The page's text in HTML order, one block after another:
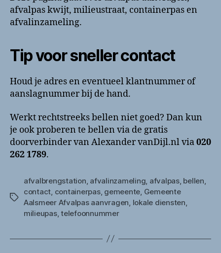
afvalpas kwijt, milieustraat, containerpas en
afvalinzameling.
Tip voor sneller contact
Houd je adres en eventueel klantnummer of
aanslagnummer bij de hand.
Werkt rechtstreeks bellen niet goed? Dan kun
je ook proberen te bellen via de gratis
doorverbinder van Alexander vanDijl.nl via020
262 1789.
Tags
afvalbrengstation afvalinzameling afvalpas, bellen
contact containerpas, gemeente Gemeente
Aalsmeer Afvalpas aanvragen lokale diensten
milieupas,telefoonnummer